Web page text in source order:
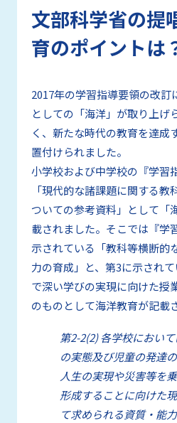
文部科学省の提
育のポイントは
2017年の学習指導要領の改訂
としての「海洋」が取り上げ
く、新たな時代の教育を達成
置付けられました。
小学校および中学校の『学習
「現代的な諸課題に関する
ついての参考資料」として「
載されました。そこでは『学
示されている「教科等横断的
力の育成」と、第3に示され
で深い学びの実現に向けた授
のものとして海洋教育が記載
第2-2(2) 各学校におい
の実態及び児童の発達
人生の実現や災害等を
形成することに向けた
て求められる資質・能